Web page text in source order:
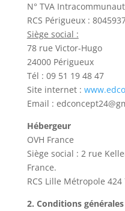
N° TVA
RCS Périgueux :
Siège social :
78 rue Victor-Hugo
24000 Périgueux
Tél : 09 51 19 48 47
Site internet :
Email :
Hébergeur
OVH France
Siège social : 2 rue
France.
RCS Lille Métropole 424
2. Conditions